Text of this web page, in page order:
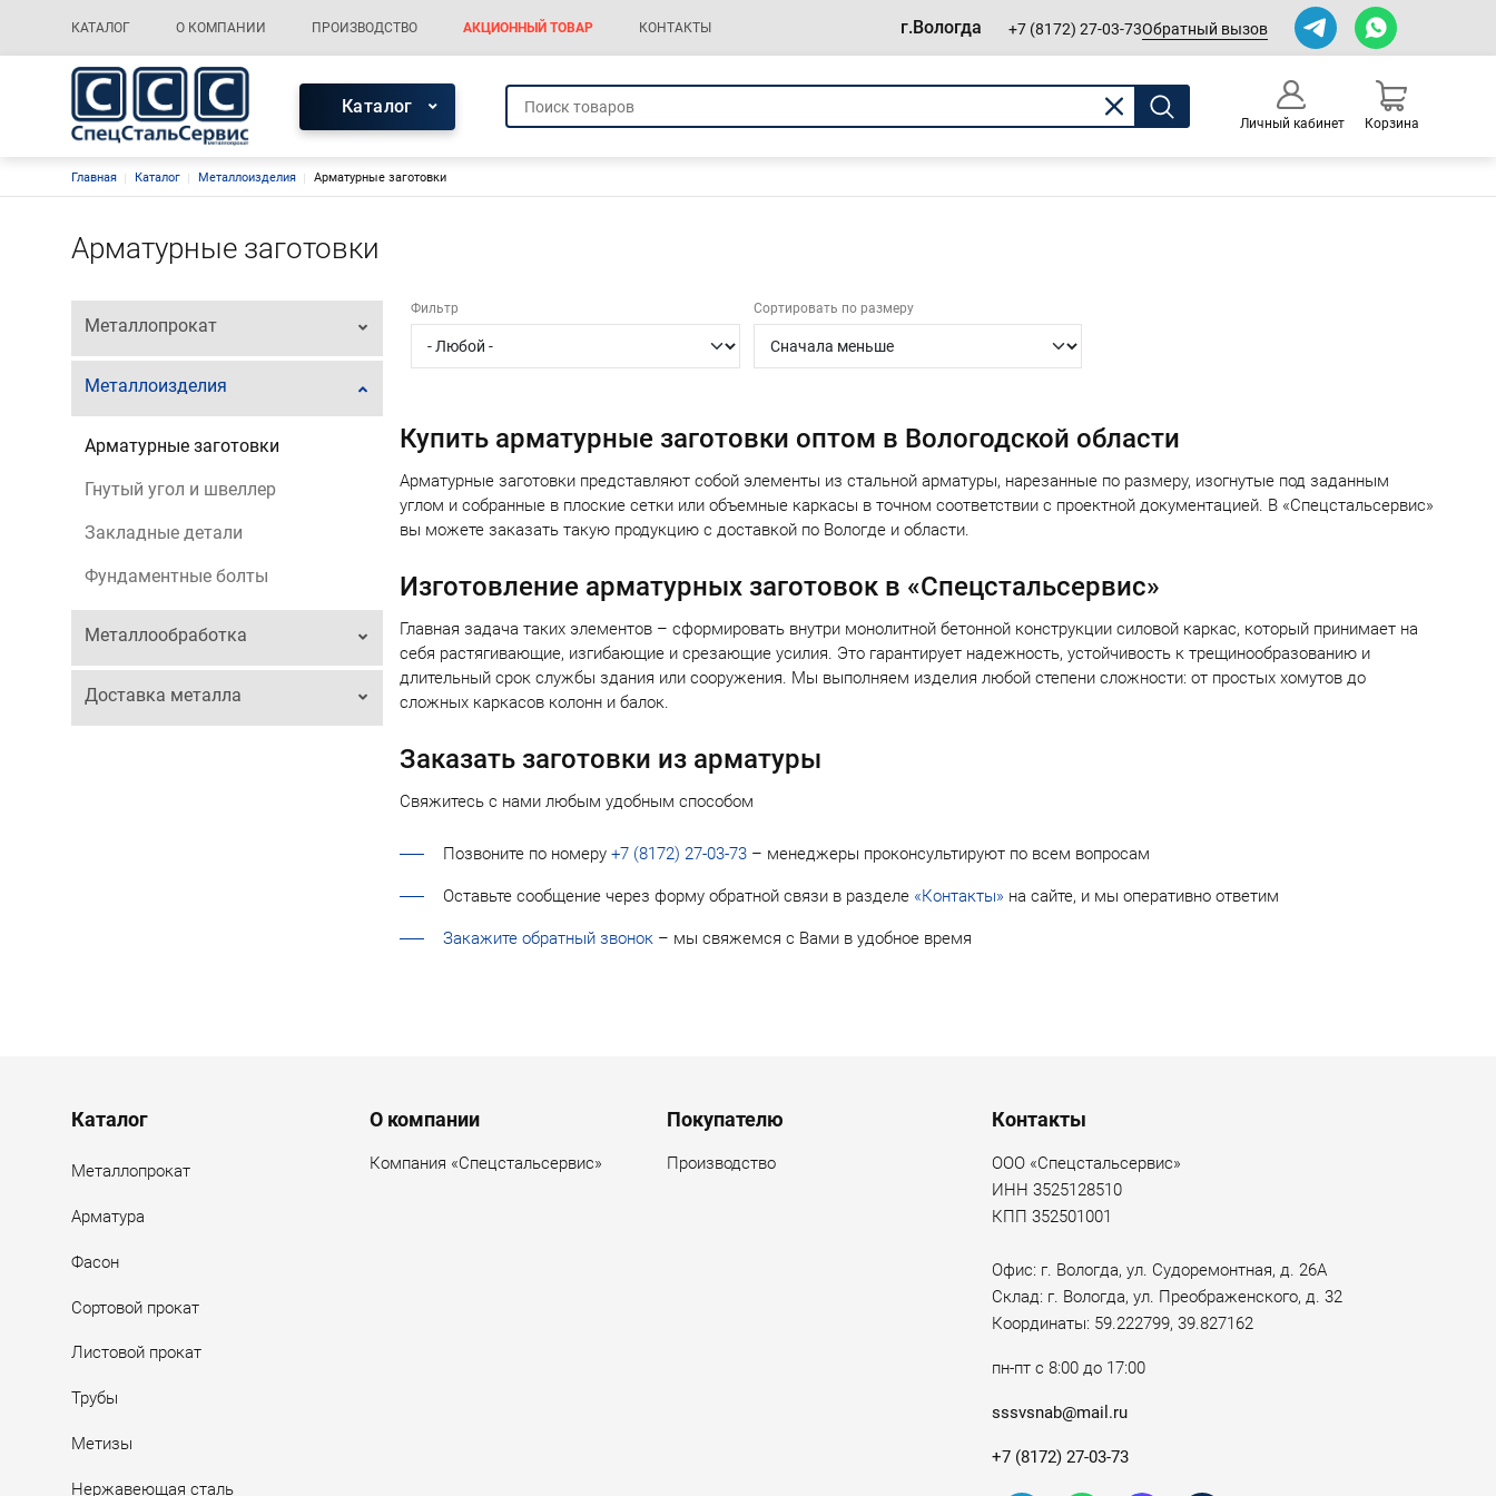
Меню каталога
КАТАЛОГ Основная навигация
О КОМПАНИИ ПРОИЗВОДСТВО АКЦИОННЫЙ ТОВАР КОНТАКТЫ г.Вологда +7 (8172) 27-03-73Обратный вызов
Меню каталога
Каталог
Личный кабинет Корзина
Строка навигации
Главная Каталог Металлоизделия Арматурные заготовки
Арматурные заготовки
Металлопрокат
Металлоизделия
Арматурные заготовки
Гнутый угол и швеллер
Закладные детали
Фундаментные болты
Металлообработка
Доставка металла
Фильтр Сортировать по размеру
Купить арматурные заготовки оптом в Вологодской области
Арматурные заготовки представляют собой элементы из стальной арматуры, нарезанные по размеру, изогнутые под заданным
углом и собранные в плоские сетки или объемные каркасы в точном соответствии с проектной документацией. В «Спецстальсервис»
вы можете заказать такую продукцию с доставкой по Вологде и области.
Изготовление арматурных заготовок в «Спецстальсервис»
Главная задача таких элементов – сформировать внутри монолитной бетонной конструкции силовой каркас, который принимает на
себя растягивающие, изгибающие и срезающие усилия. Это гарантирует надежность, устойчивость к трещинообразованию и
длительный срок службы здания или сооружения. Мы выполняем изделия любой степени сложности: от простых хомутов до
сложных каркасов колонн и балок.
Заказать заготовки из арматуры
Свяжитесь с нами любым удобным способом
Позвоните по номеру +7 (8172) 27-03-73 – менеджеры проконсультируют по всем вопросам
Оставьте сообщение через форму обратной связи в разделе «Контакты» на сайте, и мы оперативно ответим
Закажите обратный звонок – мы свяжемся с Вами в удобное время
Menu footer
Каталог
Металлопрокат
Арматура
Фасон
Сортовой прокат
Листовой прокат
Трубы
Метизы
Нержавеющая сталь
О компании
Компания «Спецстальсервис»
Покупателю
Производство
Контакты
ООО «Спецстальсервис»
ИНН 3525128510
КПП 352501001
Офис: г. Вологда, ул. Судоремонтная, д. 26А
Склад: г. Вологда, ул. Преображенского, д. 32
Координаты: 59.222799, 39.827162
пн-пт с 8:00 до 17:00
sssvsnab@mail.ru
+7 (8172) 27-03-73